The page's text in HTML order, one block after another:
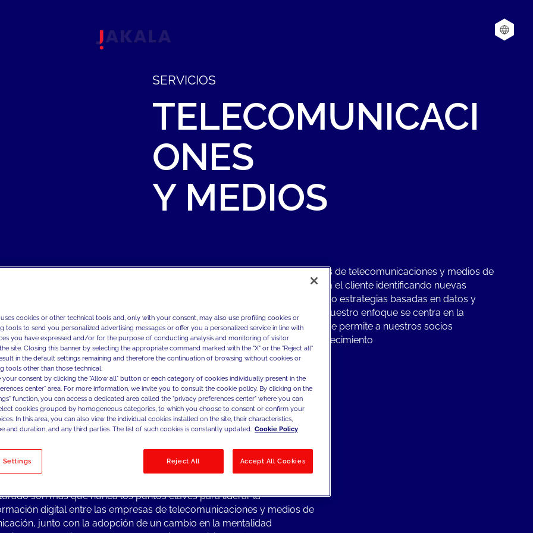
SERVICIOS
TELECOMUNICACI
ONES
Y MEDIOS
Colaboramos con las principales marcas de telecomunicaciones y medios de
comunicación para mejorar el valor para el cliente identificando nuevas
perspectivas de mercado y desarrollando estrategias basadas en datos y
centradas en la experiencia del cliente. Nuestro enfoque se centra en la
captación y fidelización de clientes, lo que permite a nuestros socios
aprovechar nuevas oportunidades de crecimiento
destacados en el sector
y los medios de comunicación son un sector muy
en continua transformación y muy centrado en la optimización de
son más que nunca los puntos claves para liderar la
digital entre las empresas de telecomunicaciones y medios de
junto con la adopción de un cambio en la mentalidad
cookies or other technical tools and, only with your consent, may also use profiling cookies or
tools to send you personalized advertising messages or offer you a personalized service in line with
you have expressed and/or for the purpose of conducting analysis and monitoring of visitor
site. Closing this banner by selecting the appropriate command marked with the "X" or the "Reject all"
in the default settings remaining and therefore the continuation of browsing without cookies or
tools other than those technical.
your consent by clicking the "Allow all" button or each category of cookies individually present in the
center" area. For more information, we invite you to consult the cookie policy. By clicking on the
function, you can access a dedicated area called the "privacy preferences center" where you can
cookies grouped by homogeneous categories, to which you choose to consent or confirm your
In this area, you can also view the individual cookies installed on the site, their characteristics,
and duration, and any third parties. The list of such cookies is constantly updated. Cookie Policy
Settings Reject All Accept All Cookies